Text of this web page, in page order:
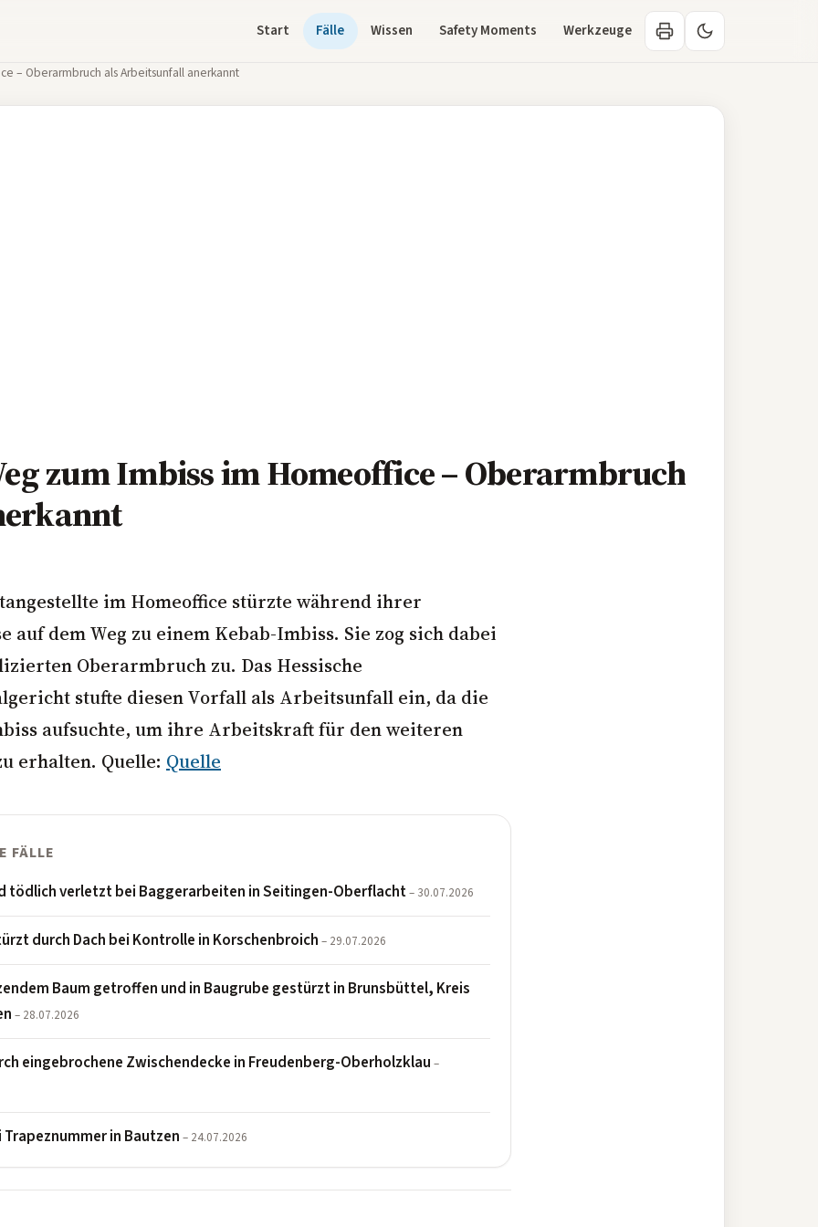
Start Fälle Wissen Safety Moments Werkzeuge
– Oberarmbruch als Arbeitsunfall anerkannt
zum Imbiss im Homeoffice – Oberarmbruch
im Homeoffice stürzte während ihrer
auf dem Weg zu einem Kebab-Imbiss. Sie zog sich dabei
Oberarmbruch zu. Das Hessische
stufte diesen Vorfall als Arbeitsunfall ein, da die
aufsuchte, um ihre Arbeitskraft für den weiteren
erhalten. Quelle: Quelle
FÄLLE
tödlich verletzt bei Baggerarbeiten in Seitingen-Oberflacht– 30.07.2026
durch Dach bei Kontrolle in Korschenbroich – 29.07.2026
Baum getroffen und in Baugrube gestürzt in Brunsbüttel, Kreis
– 28.07.2026
eingebrochene Zwischendecke in Freudenberg-Oberholzklau –
in Bautzen – 24.07.2026